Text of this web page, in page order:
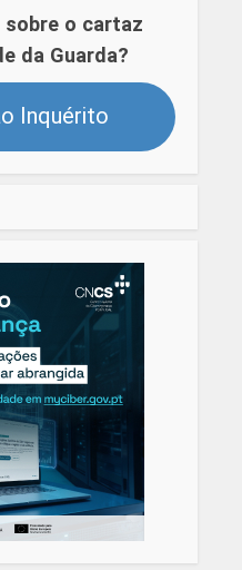
sobre o cartaz
da Guarda?
Inquérito